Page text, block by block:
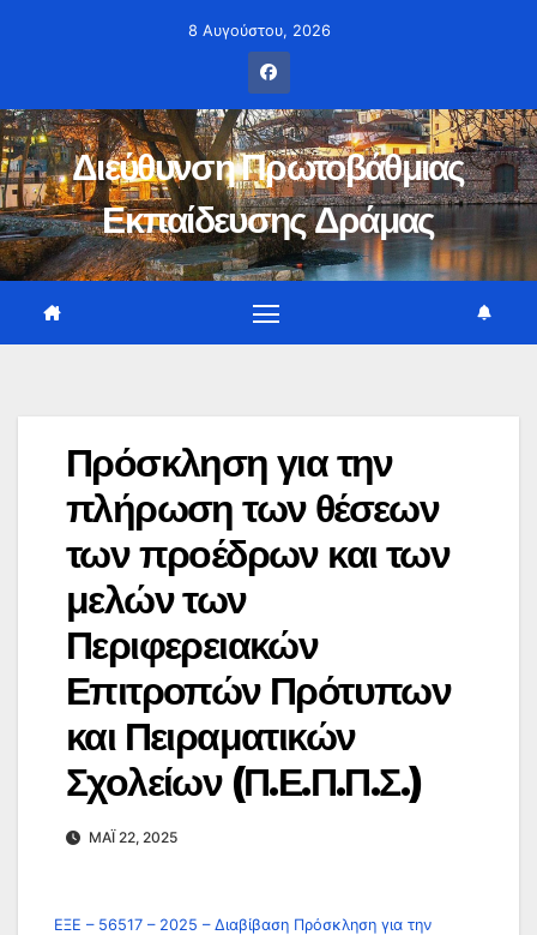
8 Αυγούστου, 2026
Διεύθυνση Πρωτοβάθμιας
Εκπαίδευσης Δράμας
Πρόσκληση για την
πλήρωση των θέσεων
των προέδρων και των
μελών των
Περιφερειακών
Επιτροπών Πρότυπων
και Πειραματικών
Σχολείων (Π.Ε.Π.Π.Σ.)
ΜΆΙ 22, 2025
ΕΞΕ – 56517 – 2025 – Διαβίβαση Πρόσκληση για την